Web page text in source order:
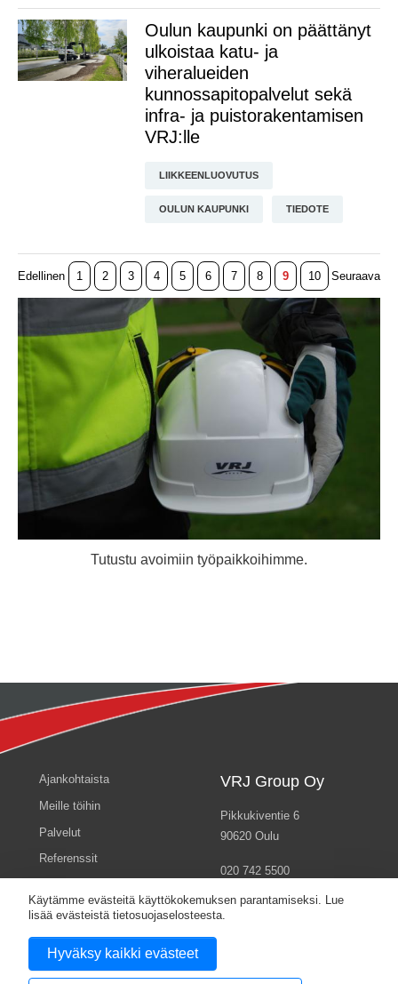
Oulun kaupunki on päättänyt
ulkoistaa katu- ja
viheralueiden
kunnossapitopalvelut sekä
infra- ja puistorakentamisen
VRJ:lle
LIIKKEENLUOVUTUS
OULUN KAUPUNKI TIEDOTE
Edellinen 1 2 3 4 5 6 7 8 9 10 Seuraava
Tutustu avoimiin työpaikkoihimme.
Ajankohtaista
Meille töihin
Palvelut
Referenssit
Yhteystiedot
Ota yhteyttä
Tietosuojaseloste
VRJ Group Oy
Pikkukiventie 6
90620 Oulu
020 742 5500
Käytämme evästeitä käyttökokemuksen parantamiseksi. Lue
lisää evästeistä tietosuojaselosteesta.
Hyväksy kaikki evästeet